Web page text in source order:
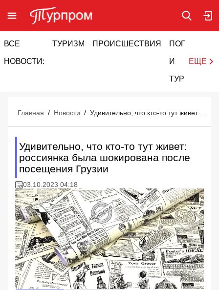
ВСЕ
НОВОСТИ:
ТУРИЗМ ПРОИСШЕСТВИЯ ПОГОДА
И
ТУРИЗМ
ЕЩЕ
Главная / Новости /
Удивительно, что кто-то тут живет:
россиянка была шокирована после
посещения Грузии
03.10.2023 04:18